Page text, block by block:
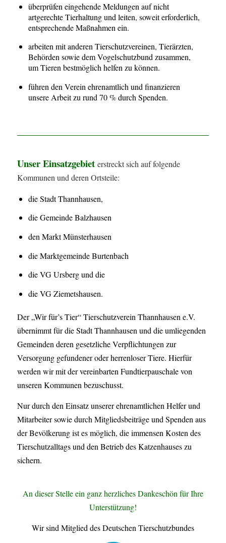
überprüfen eingehende Meldungen auf nicht
artgerechte Tierhaltung und leiten, soweit erforderlich,
entsprechende Maßnahmen ein.
arbeiten mit anderen Tierschutzvereinen, Tierärzten,
Behörden sowie dem Vogelschutzbund zusammen,
um Tieren bestmöglich helfen zu können.
führen den Verein ehrenamtlich und finanzieren
unsere Arbeit zu rund 70 % durch Spenden.
Unser Einsatzgebiet erstreckt sich auf folgende
Kommunen und deren Ortsteile:
die Stadt Thannhausen,
die Gemeinde Balzhausen
den Markt Münsterhausen
die Marktgemeinde Burtenbach
die VG Ursberg und die
die VG Ziemetshausen.
Der „Wir für’s Tier“ Tierschutzverein Thannhausen e.V.
übernimmt für die Stadt Thannhausen und die umliegenden
Gemeinden deren gesetzliche Verpflichtungen zur
Versorgung gefundener oder herrenloser Tiere. Hierfür
werden wir mit der vereinbarten Fundtierpauschale von
unseren Kommunen bezuschusst.
Nur durch den Einsatz unserer ehrenamtlichen Helfer und
Mitarbeiter sowie durch Mitgliedsbeiträge und Spenden aus
der Bevölkerung ist es möglich, die immensen Kosten des
Tierschutzalltags und den Betrieb des Katzenhauses zu
sichern.
An dieser Stelle ein ganz herzliches Dankeschön für Ihre
Unterstützung!
Wir sind Mitglied des Deutschen Tierschutzbundes